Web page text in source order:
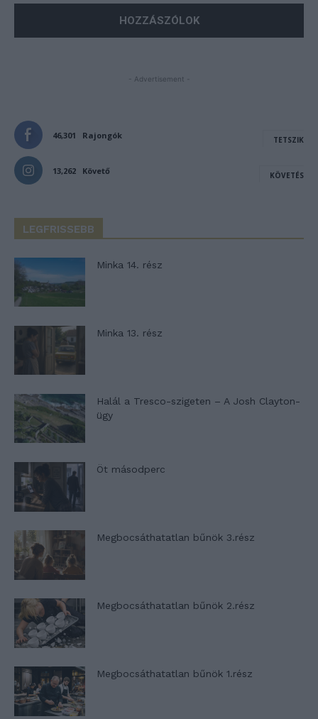
- Advertisement -
46,301 Rajongók TETSZIK
13,262 Követő KÖVETÉS
LEGFRISSEBB
Minka 14. rész
Minka 13. rész
Halál a Tresco-szigeten – A Josh Clayton-
ügy
Öt másodperc
Megbocsáthatatlan bűnök 3.rész
Megbocsáthatatlan bűnök 2.rész
Megbocsáthatatlan bűnök 1.rész